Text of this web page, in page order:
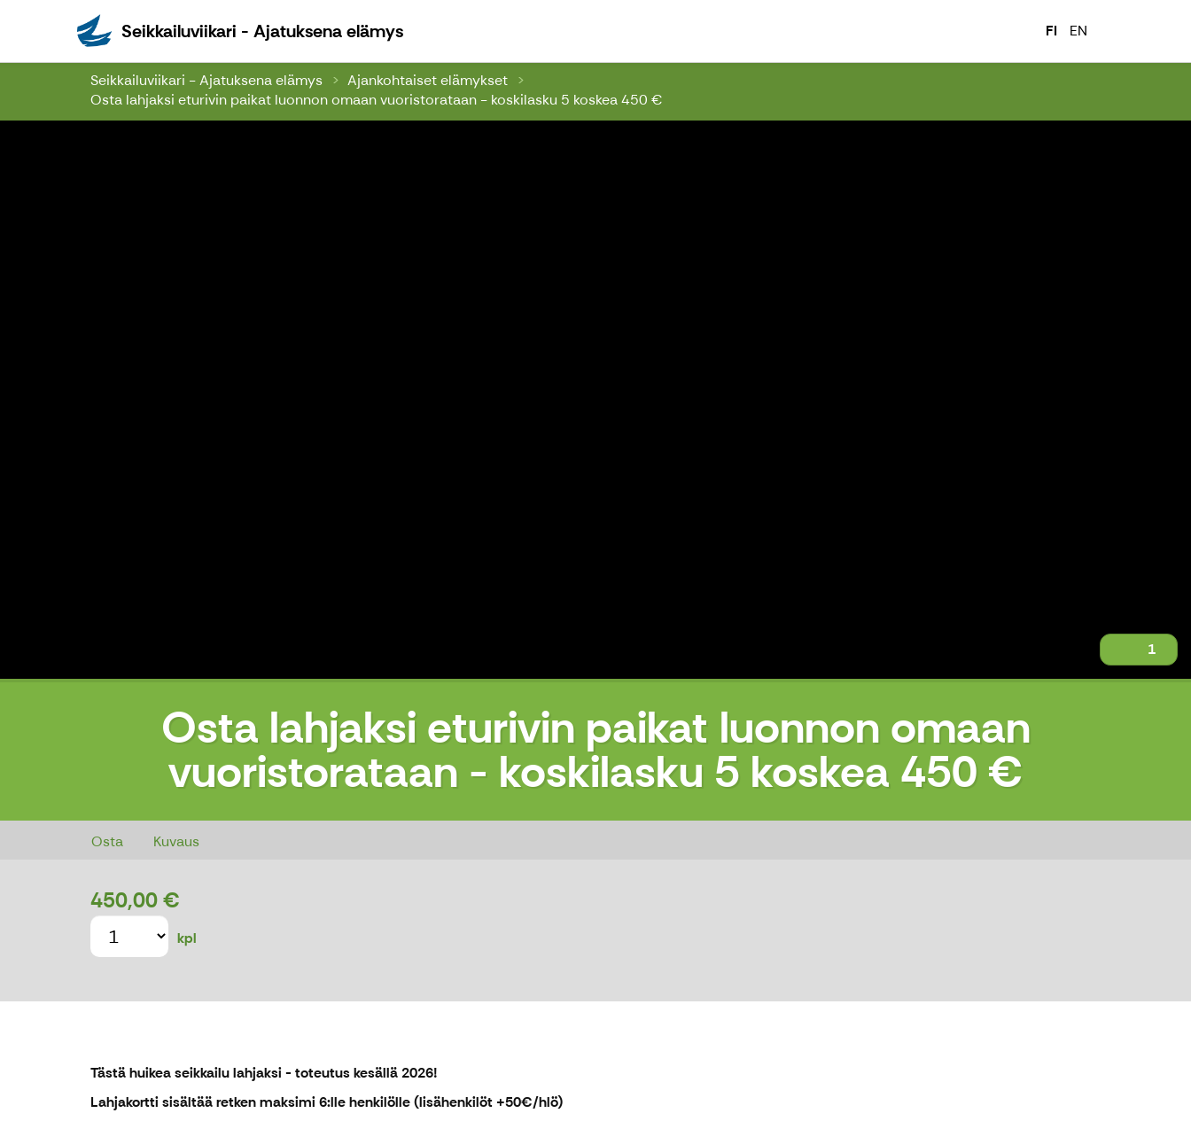
Seikkailuviikari - Ajatuksena elämysSeikkailuviikari - Ajatuksena elämys FI EN
Seikkailuviikari - Ajatuksena elämys
Ajankohtaiset elämykset
Osta lahjaksi eturivin paikat luonnon omaan vuoristorataan - koskilasku 5 koskea 450 €
1
Osta lahjaksi eturivin paikat luonnon omaan
vuoristorataan - koskilasku 5 koskea 450 €
Osta Kuvaus
450,00 €
kpl
Tästä huikea seikkailu lahjaksi - toteutus kesällä 2026!
Lahjakortti sisältää retken maksimi 6:lle henkilölle (lisähenkilöt +50€/hlö)